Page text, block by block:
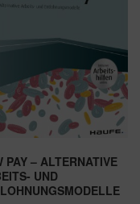
PAY – ALTERNATIVE
UND